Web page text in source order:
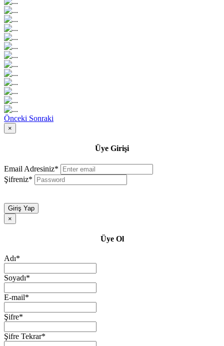
Önceki Sonraki
×
Üye Girişi
Email Adresiniz*
Şifreniz*
Giriş Yap
×
Üye Ol
Adı*
Soyadı*
E-mail*
Şifre*
Şifre Tekrar*